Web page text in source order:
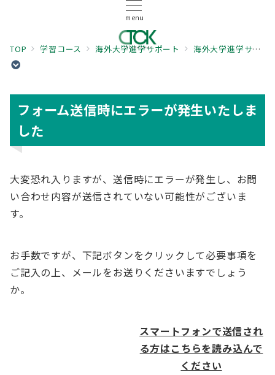
menu
TOP 学習コース 海外大学進学サポート 海外大学進学サポート お問い合わせ
フォーム送信時にエラーが発生いたしま
した
大変恐れ入りますが、送信時にエラーが発生し、お問
い合わせ内容が送信されていない可能性がございま
す。
お手数ですが、下記ボタンをクリックして必要事項を
ご記入の上、メールをお送りくださいますでしょう
か。
スマートフォンで送信され
る方はこちらを読み込んで
ください